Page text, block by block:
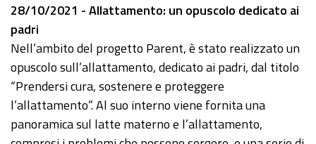
28/10/2021 - Allattamento: un opuscolo dedicato ai
padri
Nell’ambito del progetto Parent, è stato realizzato un
opuscolo sull’allattamento, dedicato ai padri, dal titolo
“Prendersi cura, sostenere e proteggere
l’allattamento”. Al suo interno viene fornita una
panoramica sul latte materno e l’allattamento,